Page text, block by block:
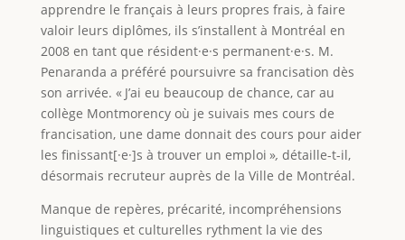
apprendre le français à leurs propres frais, à faire
valoir leurs diplômes, ils s’installent à Montréal en
2008 en tant que résident·e·s permanent·e·s. M.
Penaranda a préféré poursuivre sa francisation dès
son arrivée. « J’ai eu beaucoup de chance, car au
collège Montmorency où je suivais mes cours de
francisation, une dame donnait des cours pour aider
les finissant[·e·]s à trouver un emploi », détaille-t-il,
désormais recruteur auprès de la Ville de Montréal.
Manque de repères, précarité, incompréhensions
linguistiques et culturelles rythment la vie des